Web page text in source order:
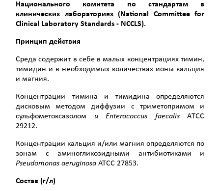
Национального комитета по стандартам в
клинических лабораториях (National Committee for
Clinical
Laboratory Standards - NCCLS).
Принцип действия
Среда содержит в себе в малых концентрациях тимин,
тимидин и в необходимых количествах ионы кальция
и магния.
Концентрации тимина и тимидина определяются
дисковым методом диффузии с триметопримом и
сульфометоксазолом и Enterococcus faecalisАTCC
29212.
Концентрации кальция и/или магния определяются по
зонам с аминогликозидными антибиотиками и
Pseudomonas aeruginosa ATCC 27853.
Состав (г/л)